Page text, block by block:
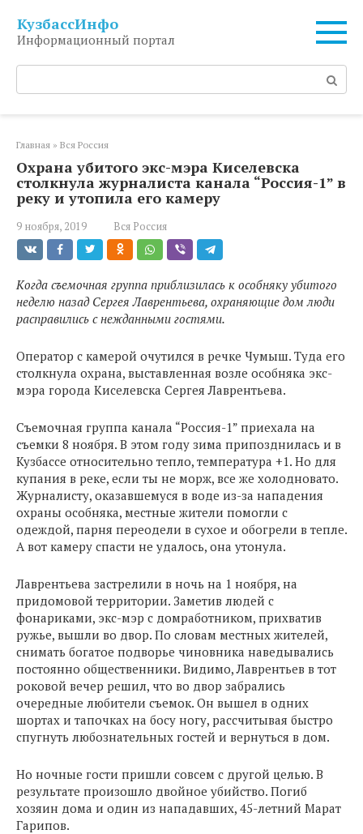
контенту
КузбассИнфо
Информационный портал
Поиск:
Главная » Вся Россия
Охрана убитого экс-мэра Киселевска
столкнула журналиста канала “Россия-1” в
реку и утопила его камеру
9 ноября, 2019 Вся Россия
Когда съемочная группа приблизилась к особняку убитого
неделю назад Сергея Лаврентьева, охраняющие дом люди
расправились с нежданными гостями.
Оператор с камерой очутился в речке Чумыш. Туда его
столкнула охрана, выставленная возле особняка экс-
мэра города Киселевска Сергея Лаврентьева.
Съемочная группа канала “Россия-1” приехала на
съемки 8 ноября. В этом году зима припозднилась и в
Кузбассе относительно тепло, температура +1. Но для
купания в реке, если ты не морж, все же холодновато.
Журналисту, оказавшемуся в воде из-за нападения
охраны особняка, местные жители помогли с
одеждой, парня переодели в сухое и обогрели в тепле.
А вот камеру спасти не удалось, она утонула.
Лаврентьева застрелили в ночь на 1 ноября, на
придомовой территории. Заметив людей с
фонариками, экс-мэр с домработником, прихватив
ружье, вышли во двор. По словам местных жителей,
снимать богатое подворье чиновника наведывались
постоянно общественники. Видимо, Лаврентьев в тот
роковой вечер решил, что во двор забрались
очередные любители съемок. Он вышел в одних
шортах и тапочках на босу ногу, рассчитывая быстро
спугнуть любознательных гостей и вернуться в дом.
Но ночные гости пришли совсем с другой целью. В
результате произошло двойное убийство. Погиб
хозяин дома и один из нападавших, 45-летний Марат
Гарипов.